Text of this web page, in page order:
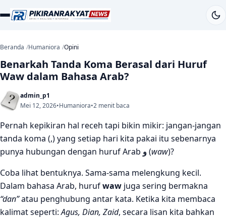
Beranda Humaniora Opini
Benarkah Tanda Koma Berasal dari Huruf
Waw dalam Bahasa Arab?
admin_p1
Mei 12, 2026•Humaniora•2 menit baca
Pernah kepikiran hal receh tapi bikin mikir: jangan-jangan
tanda koma (,) yang setiap hari kita pakai itu sebenarnya
punya hubungan dengan huruf Arab و(waw)?
Coba lihat bentuknya. Sama-sama melengkung kecil.
Dalam bahasa Arab, hurufwaw juga sering bermakna
“dan”atau penghubung antar kata. Ketika kita membaca
kalimat seperti:Agus, Dian, Zaid, secara lisan kita bahkan